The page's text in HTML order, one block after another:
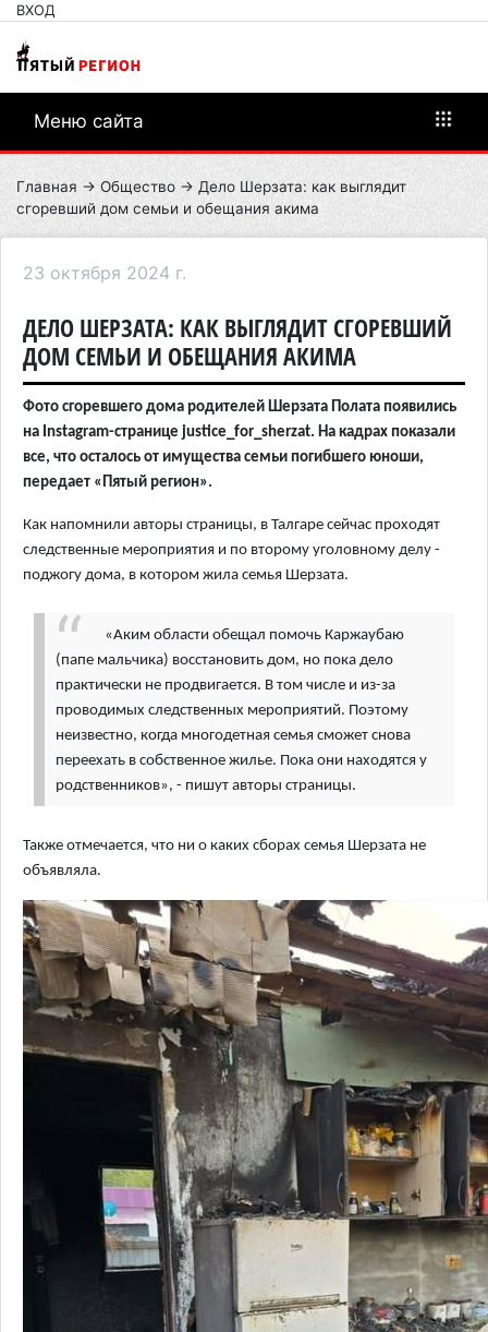
ВХОД
Меню сайта
Главная → Общество → Дело Шерзата: как выглядит
сгоревший дом семьи и обещания акима
23 октября 2024 г.
ДЕЛО ШЕРЗАТА: КАК ВЫГЛЯДИТ СГОРЕВШИЙ
ДОМ СЕМЬИ И ОБЕЩАНИЯ АКИМА
Фото сгоревшего дома родителей Шерзата Полата появились
на Instagram-странице justice_for_sherzat. На кадрах показали
все, что осталось от имущества семьи погибшего юноши,
передает «Пятый регион».
Как напомнили авторы страницы, в Талгаре сейчас проходят
следственные мероприятия и по второму уголовному делу -
поджогу дома, в котором жила семья Шерзата.
«Аким области обещал помочь Каржаубаю
(папе мальчика) восстановить дом, но пока дело
практически не продвигается. В том числе и из-за
проводимых следственных мероприятий. Поэтому
неизвестно, когда многодетная семья сможет снова
переехать в собственное жилье. Пока они находятся у
родственников», - пишут авторы страницы.
Также отмечается, что ни о каких сборах семья Шерзата не
объявляла.